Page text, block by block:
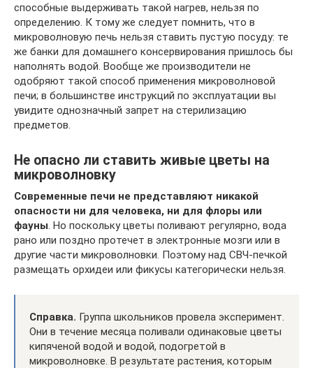
способные выдерживать такой нагрев, нельзя по
определению. К тому же следует помнить, что в
микроволновую печь нельзя ставить пустую посуду: те
же банки для домашнего консервирования пришлось бы
наполнять водой. Вообще же производители не
одобряют такой способ применения микроволновой
печи; в большинстве инструкций по эксплуатации вы
увидите однозначный запрет на стерилизацию
предметов.
Не опасно ли ставить живые цветы на
микроволновку
Современные печи не представляют никакой
опасности ни для человека, ни для флоры или
фауны. Но поскольку цветы поливают регулярно, вода
рано или поздно протечет в электронные мозги или в
другие части микроволновки. Поэтому над СВЧ-печкой
размещать орхидеи или фикусы категорически нельзя.
Справка. Группа школьников провела эксперимент.
Они в течение месяца поливали одинаковые цветы
кипяченой водой и водой, подогретой в
микроволновке. В результате растения, которым